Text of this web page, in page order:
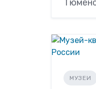
МУЗЕИ